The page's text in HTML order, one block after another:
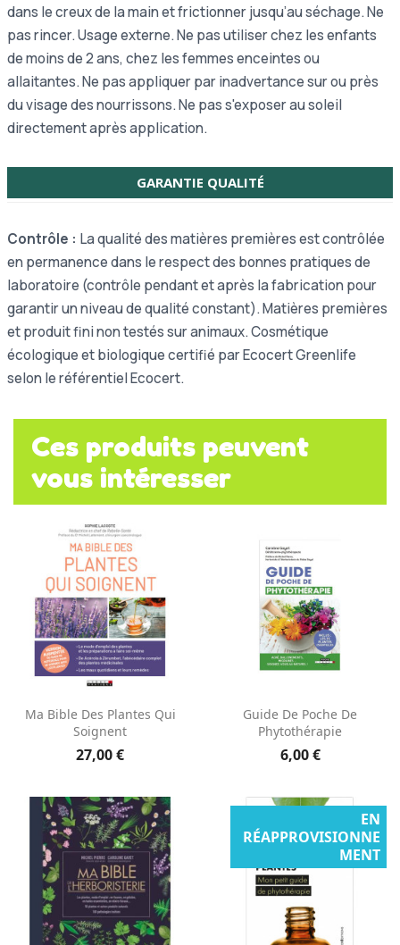
dans le creux de la main et frictionner jusqu’au séchage. Ne
pas rincer. Usage externe. Ne pas utiliser chez les enfants
de moins de 2 ans, chez les femmes enceintes ou
allaitantes. Ne pas appliquer par inadvertance sur ou près
du visage des nourrissons. Ne pas s'exposer au soleil
directement après application.
GARANTIE QUALITÉ
Contrôle : La qualité des matières premières est contrôlée
en permanence dans le respect des bonnes pratiques de
laboratoire (contrôle pendant et après la fabrication pour
garantir un niveau de qualité constant). Matières premières
et produit fini non testés sur animaux. Cosmétique
écologique et biologique certifié par Ecocert Greenlife
selon le référentiel Ecocert.
Ces produits peuvent
vous intéresser
Ma Bible Des Plantes Qui
Soignent
27,00 €
Guide De Poche De
Phytothérapie
6,00 €
EN
RÉAPPROVISIONNE
MENT